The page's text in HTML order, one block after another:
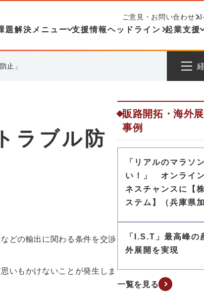
題解決メニュー 支援情報ヘッドライン 起業支援
ご意見・お問い合わせ
止」
ラブル防
どの輸出に関わる条件を交渉
いもかけないことが発生しま
販路開拓・海外
事例
「リアルのマラソ
い！」 オンライ
ネスチャンスに【
ステム】（兵庫県
「I.S.T」最高峰の
外展開を実現
一覧を見る